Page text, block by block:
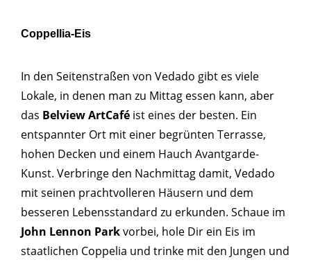
Coppellia-Eis
In den Seitenstraßen von Vedado gibt es viele
Lokale, in denen man zu Mittag essen kann, aber
das Belview ArtCafé ist eines der besten. Ein
entspannter Ort mit einer begrünten Terrasse,
hohen Decken und einem Hauch Avantgarde-
Kunst. Verbringe den Nachmittag damit, Vedado
mit seinen prachtvolleren Häusern und dem
besseren Lebensstandard zu erkunden. Schaue im
John Lennon Parkvorbei, hole Dir ein Eis im
staatlichen Coppelia und trinke mit den Jungen und